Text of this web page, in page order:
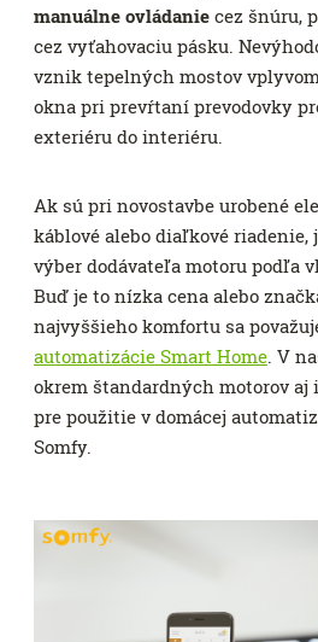
manuálne ovládanie cez šnúru,
cez vyťahovaciu pásku.
vznik tepelných mostov
okna pri prevŕtaní prevodovky
exteriéru do interiéru.
Ak sú pri novostavbe urobené
káblové alebo diaľkové riadenie,
výber dodávateľa motoru podľa
Buď je to nízka cena alebo
najvyššieho komfortu sa
automatizácie Smart Home. V
okrem štandardných motorov
pre použitie v domácej
Somfy.